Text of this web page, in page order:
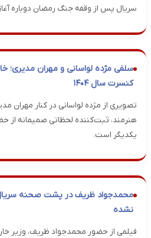
سریال پس از وقفه جنگ رمضان دوباره
سلفی مژده لواسانی و مهران مدیری؛
کنسرت سال ۱۴۰۴
تصویری از مژده لواسانی در کنار
هنرمند، ثبت‌کننده لحظاتی صمیمانه از
یکدیگر است.
محمدجواد ظریف در پشت صحنه
نشده
فیلمی از حضور محمدجواد ظریف، وزیر